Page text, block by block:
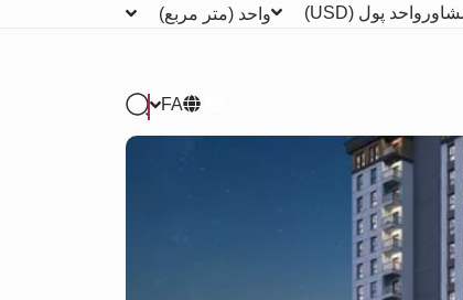
واحد پول (USD) واحد (متر مربع)
FA